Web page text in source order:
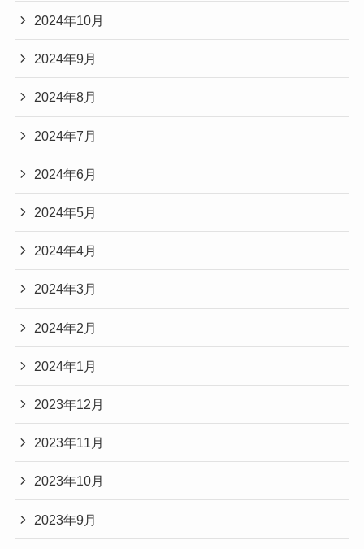
2024年10月
2024年9月
2024年8月
2024年7月
2024年6月
2024年5月
2024年4月
2024年3月
2024年2月
2024年1月
2023年12月
2023年11月
2023年10月
2023年9月